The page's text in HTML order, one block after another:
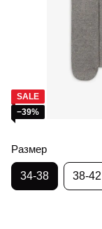
SALE
−39%
Размер
34-38 38-42